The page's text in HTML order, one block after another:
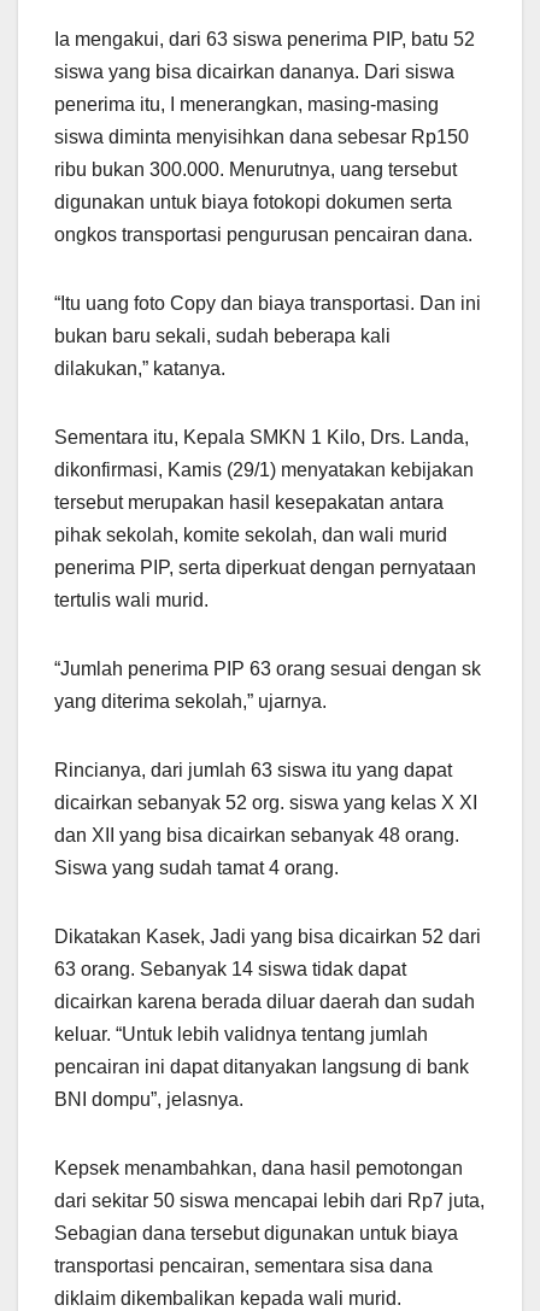
Ia mengakui, dari 63 siswa penerima PIP, batu 52
siswa yang bisa dicairkan dananya. Dari siswa
penerima itu, I menerangkan, masing-masing
siswa diminta menyisihkan dana sebesar Rp150
ribu bukan 300.000. Menurutnya, uang tersebut
digunakan untuk biaya fotokopi dokumen serta
ongkos transportasi pengurusan pencairan dana.
“Itu uang foto Copy dan biaya transportasi. Dan ini
bukan baru sekali, sudah beberapa kali
dilakukan,” katanya.
Sementara itu, Kepala SMKN 1 Kilo, Drs. Landa,
dikonfirmasi, Kamis (29/1) menyatakan kebijakan
tersebut merupakan hasil kesepakatan antara
pihak sekolah, komite sekolah, dan wali murid
penerima PIP, serta diperkuat dengan pernyataan
tertulis wali murid.
“Jumlah penerima PIP 63 orang sesuai dengan sk
yang diterima sekolah,” ujarnya.
Rincianya, dari jumlah 63 siswa itu yang dapat
dicairkan sebanyak 52 org. siswa yang kelas X XI
dan XII yang bisa dicairkan sebanyak 48 orang.
Siswa yang sudah tamat 4 orang.
Dikatakan Kasek, Jadi yang bisa dicairkan 52 dari
63 orang. Sebanyak 14 siswa tidak dapat
dicairkan karena berada diluar daerah dan sudah
keluar. “Untuk lebih validnya tentang jumlah
pencairan ini dapat ditanyakan langsung di bank
BNI dompu”, jelasnya.
Kepsek menambahkan, dana hasil pemotongan
dari sekitar 50 siswa mencapai lebih dari Rp7 juta,
Sebagian dana tersebut digunakan untuk biaya
transportasi pencairan, sementara sisa dana
diklaim dikembalikan kepada wali murid.